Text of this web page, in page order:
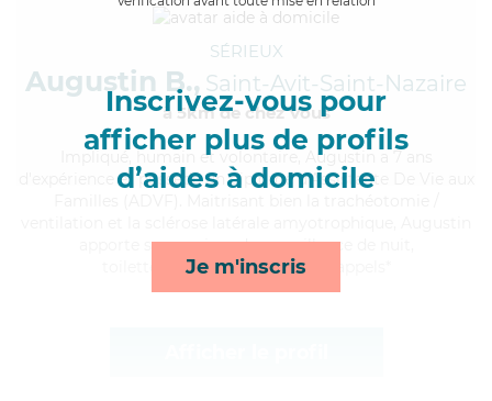
Inscrivez-vous pour
afficher plus de profils
d’aides à domicile
Je m'inscris
SÉRIEUX
Augustin B., Saint-Avit-Saint-Nazaire
à 5km de chez Vous
, humain et volontaire, Augustin a 7 ans
d'expérience et possède un diplôme d'Assistante De Vie aux
apporte ses services de surveillance de nuit,
toilette/habillage, ménage et rappels*